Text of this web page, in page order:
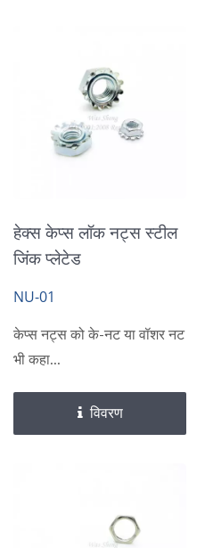
हेक्स केप्स लॉक नट्स स्टील
जिंक प्लेटेड
NU-01
केप्स नट्स को के-नट या वॉशर नट
भी कहा...
विवरण